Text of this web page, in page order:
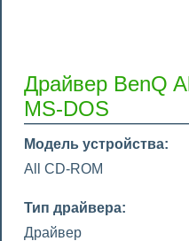
Драйвер BenQ
MS-DOS
Модель устройства:
All CD-ROM
Тип драйвера:
Драйвер